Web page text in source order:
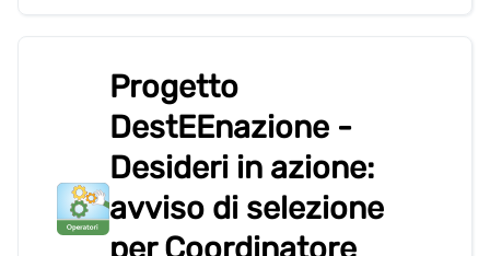
Progetto
DestEEnazione -
Desideri in azione:
avviso di selezione
per Coordinatore